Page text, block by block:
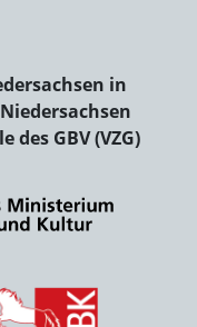
in
des GBV (VZG)